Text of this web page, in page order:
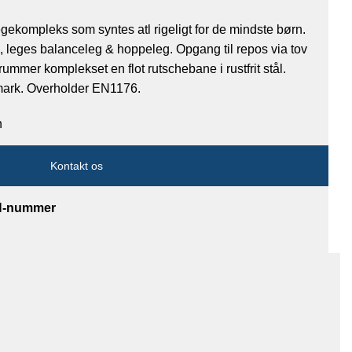
som syntes atl rigeligt for de mindste børn.
leges balanceleg & hoppeleg. Opgang til repos via tov
komplekset en flot rutschebane i rustfrit stål.
Overholder EN1176.
Kontakt os
nummer